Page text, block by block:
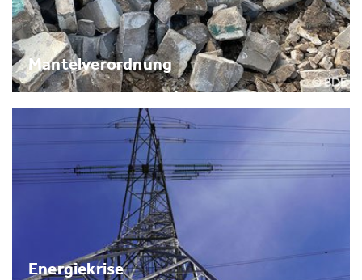
Mantelverordnung
Energiekrise